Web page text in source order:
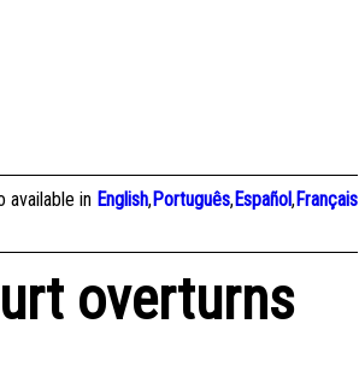
available in English,Português,Español,Français
overturns